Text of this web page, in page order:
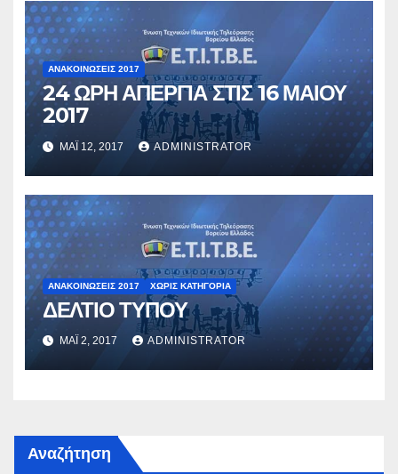
ΑΝΑΚΟΙΝΏΣΕΙΣ 2017
24 ΩΡΗ ΑΠΕΡΓΙΑ ΣΤΙΣ 16 ΜΑΙΟΥ
2017
ΜΆΙ 12, 2017 ADMINISTRATOR
ΑΝΑΚΟΙΝΏΣΕΙΣ 2017 ΧΩΡΊΣ ΚΑΤΗΓΟΡΊΑ
ΔΕΛΤΙΟ ΤΥΠΟΥ
ΜΆΙ 2, 2017 ADMINISTRATOR
Αναζήτηση